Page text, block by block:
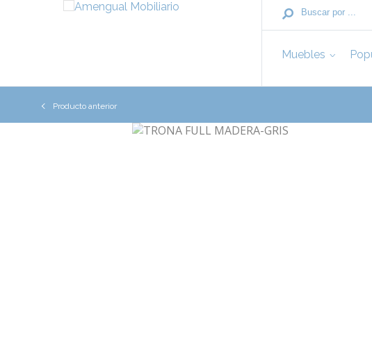
Muebles
Producto anterior